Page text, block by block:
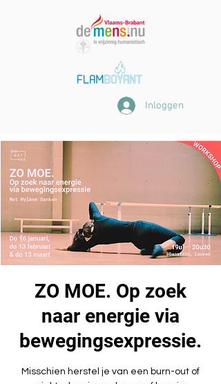
Inloggen
ZO MOE. Op zoek
naar energie via
bewegingsexpressie.
Misschien herstel je van een burn-out of